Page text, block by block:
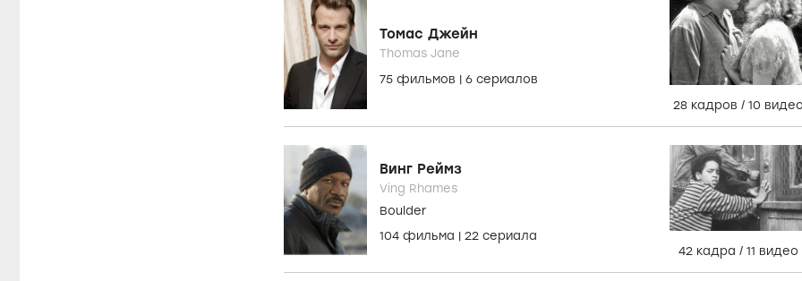
Томас Джейн
Thomas Jane
75 фильмов | 6 сериалов
28 кадров / 10
Винг Реймз
Ving Rhames
Boulder
104 фильма | 22 сериала
42 кадра / 11 видео